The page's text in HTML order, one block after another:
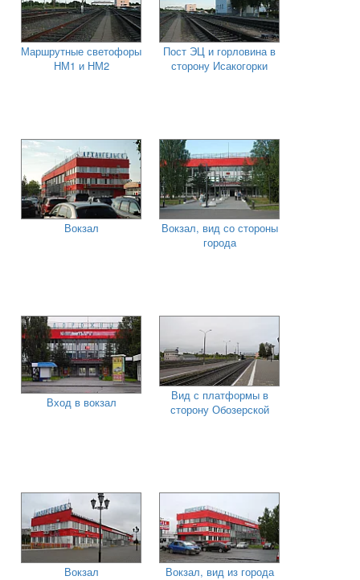
Маршрутные светофоры
НМ1 и НМ2
Пост ЭЦ и горловина в
сторону Исакогорки
Вокзал
Вокзал, вид со стороны
города
Вход в вокзал
Вид с платформы в
сторону Обозерской
Вокзал Вокзал, вид из города